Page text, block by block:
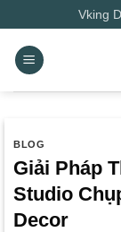
qua
nội
dung
Vking
BLOG
Giải Pháp
Studio
Decor